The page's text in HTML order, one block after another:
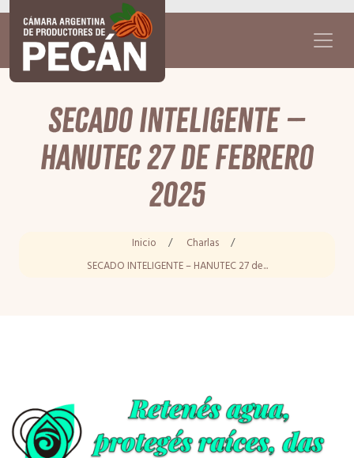
SECADO INTELIGENTE –
HANUTEC 27 de febrero
2025
Inicio / Charlas
/
SECADO INTELIGENTE – HANUTEC 27 de...